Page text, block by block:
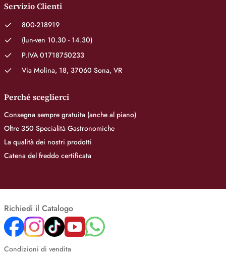
Servizio Clienti
800-218919
(lun-ven 10.30 - 14.30)
P.IVA 01718750233
Via Molina, 18, 37060 Sona, VR
Perché sceglierci
Consegna sempre gratuita (anche al piano)
Oltre 350 Specialità Gastronomiche
La qualità dei nostri prodotti
Catena del freddo certificata
Richiedi il Catalogo
Condizioni di vendita